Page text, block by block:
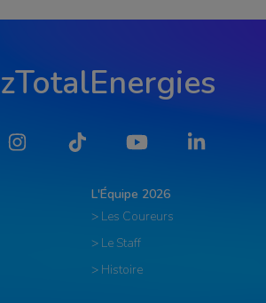
Instagram Tiktok YouTube LinkedIn
L'Équipe 2026
> Les Coureurs
> Le Staff
> Histoire